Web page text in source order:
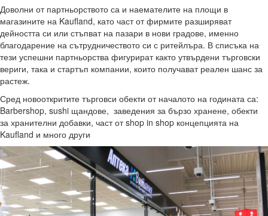
Доволни от партньорството са и наемателите на площи в
магазините на Kaufland, като част от фирмите разширяват
дейността си или стъпват на пазари в нови градове, именно
благодарение на сътрудничеството си с ритейлъра. В списъка на
тези успешни партньорства фигурират както утвърдени търговски
вериги, така и стартъп компании, които получават реален шанс за
растеж.
Сред новооткритите търговси обекти от началото на годината са:
Barbershop, sushi щандове, заведения за бързо хранене, обекти
за хранителни добавки, част от shop in shop концепцията на
Kaufland и много други